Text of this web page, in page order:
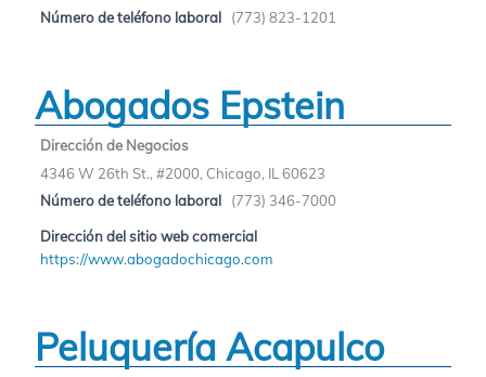
Número de teléfono laboral
(773) 823-1201
Abogados Epstein
Dirección de Negocios
4346 W 26th St., #2000, Chicago, IL 60623
Número de teléfono laboral
(773) 346-7000
Dirección del sitio web comercial
https://www.abogadochicago.com
Peluquería Acapulco